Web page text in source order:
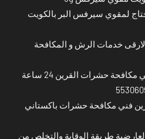
لمقوي سيرفس البر بالكويت
خدمات الرش و المكافحة
حشرات القرين 24 ساعة
فني مكافحة حشرات باكستاني
طريقة الوقاية والتخلص من